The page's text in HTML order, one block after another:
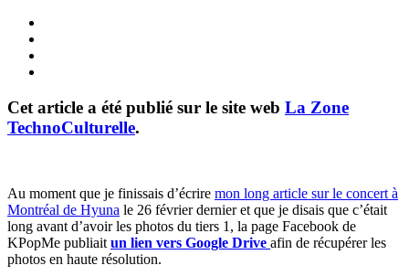
Cet article a été publié sur le site web La Zone
TechnoCulturelle.
Au moment que je finissais d’écrire mon long article sur le concert à
Montréal de Hyuna le 26 février dernier et que je disais que c’était
long avant d’avoir les photos du tiers 1, la page Facebook de
KPopMe publiaitun lien vers Google Drive afin de récupérer les
photos en haute résolution.